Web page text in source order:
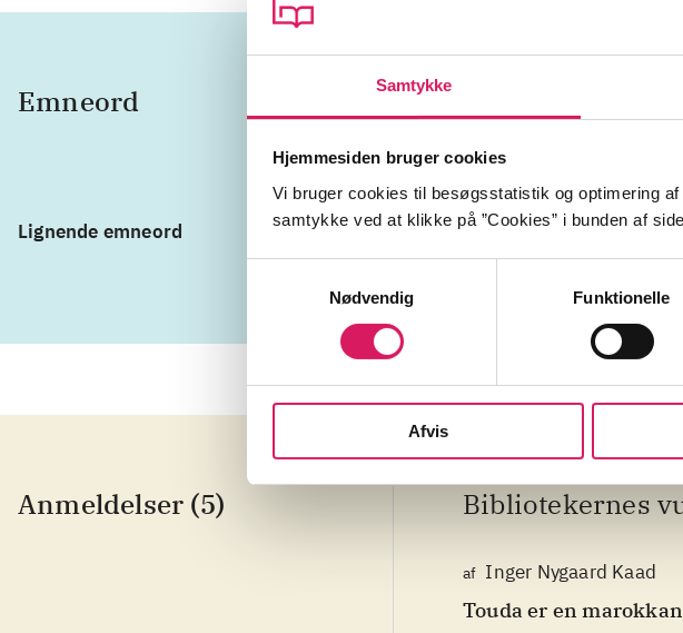
Samtykke
Hjemmesiden bruger cookies
Vi bruger cookies til besøgsstatistik og optimering
samtykke ved at klikke på ”Cookies” i bunden af
Nødvendig
Funktionelle
Afvis
Emneord sangere
Lignende emneord pop seksualliv opera soul
Anmeldelser (5) Bibliotekernes
af Inger Nygaard Kaad
Touda er en